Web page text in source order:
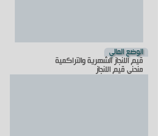
الوضع المالي
قيم الانجاز الشهرية والتراكمية
منحنى قيم الانجاز